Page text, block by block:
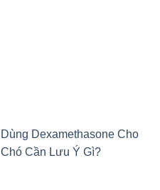
Dùng Dexamethasone Cho
Chó Cần Lưu Ý Gì?